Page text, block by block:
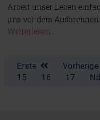
Arbeit unser Leben
uns vor dem
Weiterlesen...
Erste Vorherige
15
16 17